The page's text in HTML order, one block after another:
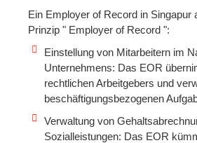
Ein Employer of Record in Singapur
Prinzip " Employer of Record ":
Einstellung von Mitarbeitern im
Unternehmens: Das EOR
rechtlichen Arbeitgebers und
beschäftigungsbezogenen
Verwaltung von
Sozialleistungen: Das EOR